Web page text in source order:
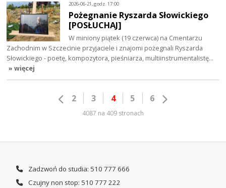
2026-06-21, godz. 17:00
Pożegnanie Ryszarda Słowickiego
[POSŁUCHAJ]
W miniony piątek (19 czerwca) na Cmentarzu
Zachodnim w Szczecinie przyjaciele i znajomi pożegnali Ryszarda
Słowickiego - poetę, kompozytora, pieśniarza, multiinstrumentalistę…
» więcej
2 3 4 5 6
4087 na 409 stronach
Zadzwoń do studia: 510 777 666
Czujny non stop: 510 777 222